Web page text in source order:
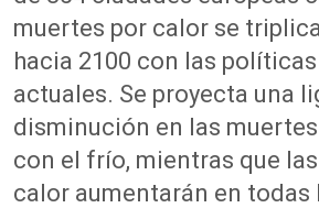
muertes por calor se
hacia 2100 con las
actuales. Se proyecta una
disminución en las
con el frío, mientras que
calor aumentarán en todas